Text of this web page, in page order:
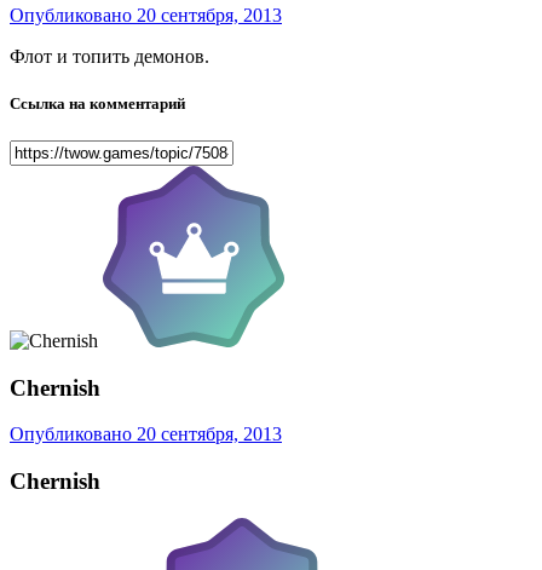
Опубликовано 20 сентября, 2013
Флот и топить демонов.
Ссылка на комментарий
Chernish
Опубликовано 20 сентября, 2013
Chernish